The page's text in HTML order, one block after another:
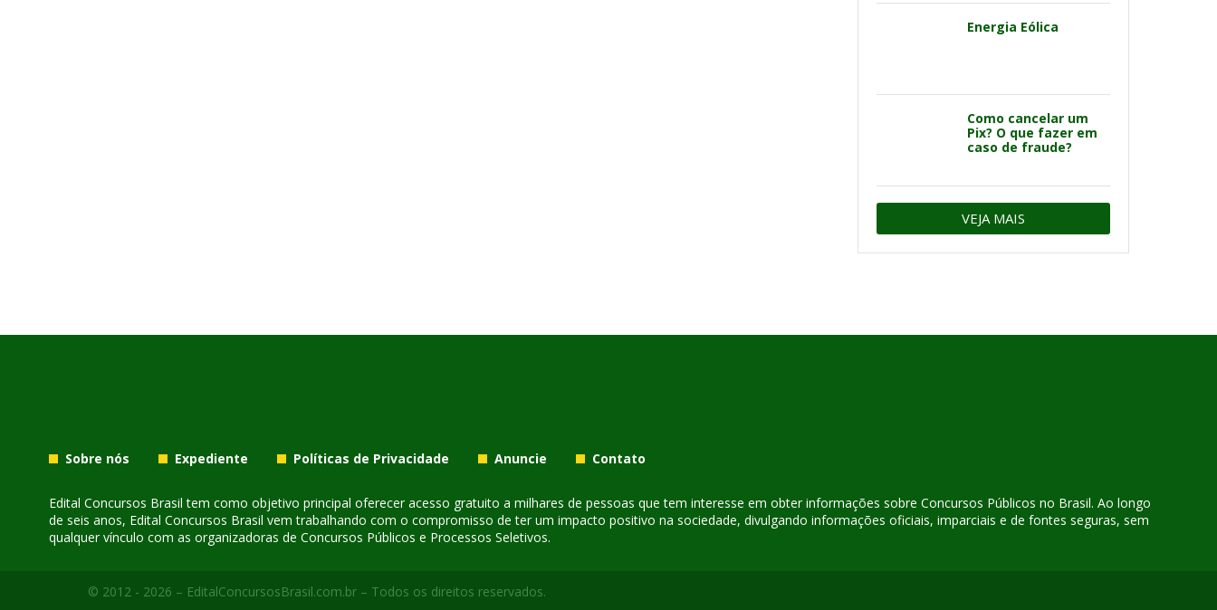
Energia Eólica
Como cancelar um
Pix? O que fazer em
caso de fraude?
VEJA MAIS
Sobre nós Expediente Políticas de Privacidade Anuncie Contato
Edital Concursos Brasil tem como objetivo principal oferecer acesso gratuito a milhares de pessoas que tem interesse em obter informações sobre Concursos Públicos no Brasil. Ao longo
de seis anos, Edital Concursos Brasil vem trabalhando com o compromisso de ter um impacto positivo na sociedade, divulgando informações oficiais, imparciais e de fontes seguras, sem
qualquer vínculo com as organizadoras de Concursos Públicos e Processos Seletivos.
© 2012 - 2026 – EditalConcursosBrasil.com.br – Todos os direitos reservados.